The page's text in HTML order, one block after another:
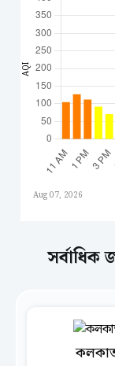
AQI
Aug 07, 2026